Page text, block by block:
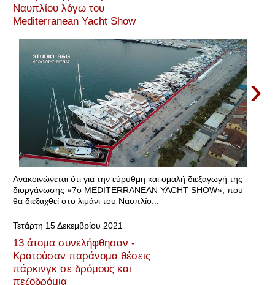
Ναυπλίου λόγω του
Mediterranean Yacht Show
›
Ανακοινώνεται ότι για την εύρυθμη και ομαλή διεξαγωγή της
διοργάνωσης «7ο MEDITERRANEAN YACHT SHOW», που
θα διεξαχθεί στο λιμάνι του Ναυπλίο...
Τετάρτη 15 Δεκεμβρίου 2021
13 άτομα συνελήφθησαν -
Κρατούσαν παράνομα θέσεις
πάρκινγκ σε δρόμους και
πεζοδρόμια